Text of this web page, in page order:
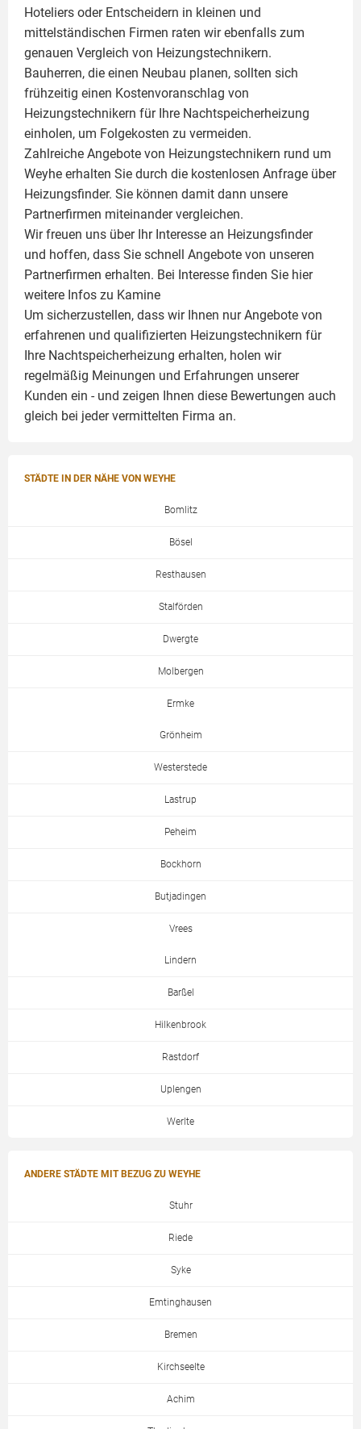
Hoteliers oder Entscheidern in kleinen und
mittelständischen Firmen raten wir ebenfalls zum
genauen Vergleich von Heizungstechnikern.
Bauherren, die einen Neubau planen, sollten sich
frühzeitig einen Kostenvoranschlag von
Heizungstechnikern für Ihre Nachtspeicherheizung
einholen, um Folgekosten zu vermeiden.
Zahlreiche Angebote von Heizungstechnikern rund um
Weyhe erhalten Sie durch die kostenlosen Anfrage über
Heizungsfinder. Sie können damit dann unsere
Partnerfirmen miteinander vergleichen.
Wir freuen uns über Ihr Interesse an Heizungsfinder
und hoffen, dass Sie schnell Angebote von unseren
Partnerfirmen erhalten. Bei Interesse finden Sie hier
weitere Infos zu Kamine
Um sicherzustellen, dass wir Ihnen nur Angebote von
erfahrenen und qualifizierten Heizungstechnikern für
Ihre Nachtspeicherheizung erhalten, holen wir
regelmäßig Meinungen und Erfahrungen unserer
Kunden ein - und zeigen Ihnen diese Bewertungen auch
gleich bei jeder vermittelten Firma an.
STÄDTE IN DER NÄHE VON WEYHE
Bomlitz
Bösel
Resthausen
Stalförden
Dwergte
Molbergen
Ermke
Grönheim
Westerstede
Lastrup
Peheim
Bockhorn
Butjadingen
Vrees
Lindern
Barßel
Hilkenbrook
Rastdorf
Uplengen
Werlte
ANDERE STÄDTE MIT BEZUG ZU WEYHE
Stuhr
Riede
Syke
Emtinghausen
Bremen
Kirchseelte
Achim